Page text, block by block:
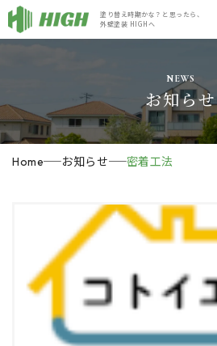
塗り替え時期かな？と思ったら、
外壁塗装 HIGHへ
NEWS
お知らせ
Home お知らせ 密着工法